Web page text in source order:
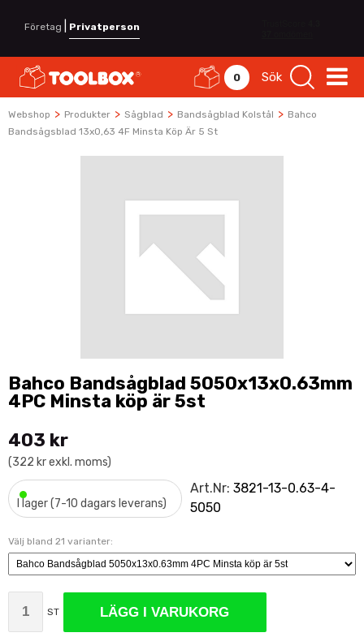
Företag Privatperson
0 Sök
Webshop > Produkter > Sågblad > Bandsågblad Kolstål > Bahco
Bandsågsblad 13x0,63 4F Minsta Köp Är 5 St
Bahco Bandsågblad 5050x13x0.63mm
4PC Minsta köp är 5st
403 kr
(322 kr exkl. moms)
•I lager (7-10 dagars leverans)
Art.Nr: 3821-13-0.63-4-
5050
Välj bland 21 varianter:
ST LÄGG I VARUKORG